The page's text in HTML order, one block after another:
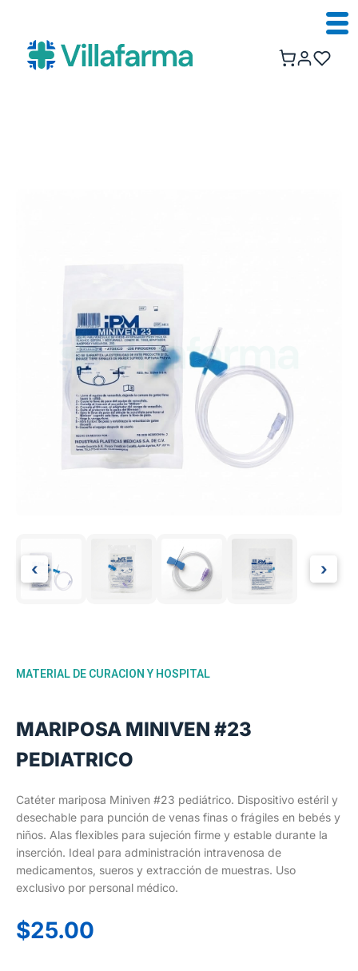
‹ ›
MATERIAL DE CURACION Y HOSPITAL
MARIPOSA MINIVEN #23
PEDIATRICO
Catéter mariposa Miniven #23 pediátrico. Dispositivo estéril y
desechable para punción de venas finas o frágiles en bebés y
niños. Alas flexibles para sujeción firme y estable durante la
inserción. Ideal para administración intravenosa de
medicamentos, sueros y extracción de muestras. Uso
exclusivo por personal médico.
$25.00